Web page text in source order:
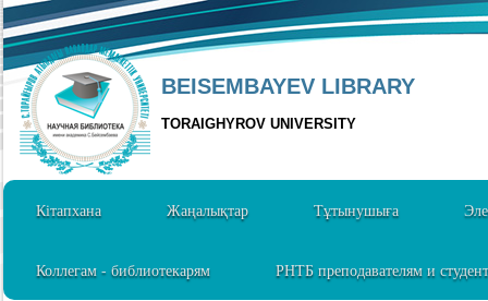
BEISEMBAYEV LIBRARY
TORAIGHYROV UNIVERSITY
Кітапхана Жаңалықтар Тұтынушыға
Коллегам - библиотекарям РНТБ преподавателям и